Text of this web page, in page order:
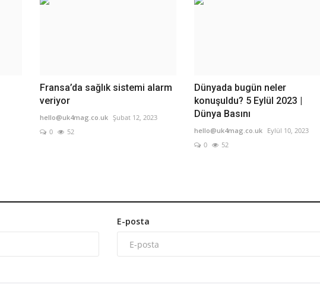
Fransa’da sağlık sistemi alarm
veriyor
hello@uk4mag.co.uk Şubat 12, 2023
0
52
Dünyada bugün neler
konuşuldu? 5 Eylül 2023 |
Dünya Basını
hello@uk4mag.co.uk
Eylül 10, 2023
0
52
E-posta